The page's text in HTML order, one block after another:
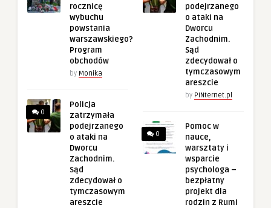
rocznicę
wybuchu
powstania
warszawskiego?
Program
obchodów
by Monika
0
Policja
zatrzymała
podejrzanego
o ataki na
Dworcu
Zachodnim.
Sąd
zdecydował o
tymczasowym
areszcie
podejrzanego
o ataki na
Dworcu
Zachodnim.
Sąd
zdecydował o
tymczasowym
areszcie
by PINternet.pl
0
Pomoc w
nauce,
warsztaty i
wsparcie
psychologa –
bezpłatny
projekt dla
rodzin z Rumi